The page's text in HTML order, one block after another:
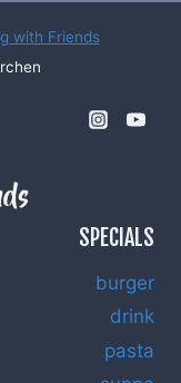
with Friends
SPECIALS
burger
drink
pasta